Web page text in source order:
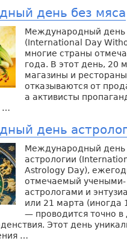
день без мяса
Международный день
(International Day
многие страны
года. В этот день, 20
магазины и рестораны
отказываются от
а активисты
…
день
Международный день
астрологии
Astrology Day),
отмечаемый учеными-
астрологами и
или 21 марта (иногда
— проводится точно в
Этот день
…